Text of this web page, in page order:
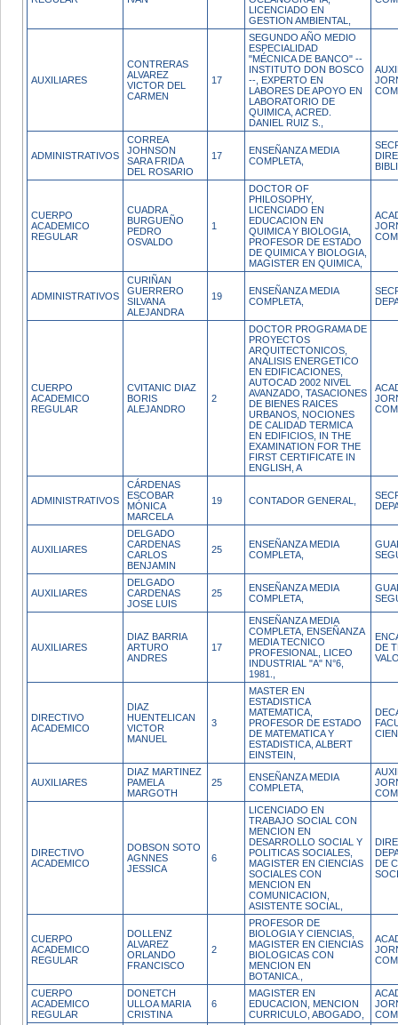
LICENCIADO EN
GESTION AMBIENTAL,
AUXILIARES
CONTRERAS
ALVAREZ
VICTOR DEL
CARMEN
17
SEGUNDO AÑO MEDIO
ESPECIALIDAD
"MÉCNICA DE BANCO" --
INSTITUTO DON BOSCO
--, EXPERTO EN
LABORES DE APOYO EN
LABORATORIO DE
QUIMICA, ACRED.
DANIEL RUIZ S.,
ADMINISTRATIVOS
CORREA
JOHNSON
SARA FRIDA
DEL ROSARIO
17
ENSEÑANZA MEDIA
COMPLETA,
CUERPO
ACADEMICO
REGULAR
CUADRA
BURGUEÑO
PEDRO
OSVALDO
1
DOCTOR OF
PHILOSOPHY,
LICENCIADO EN
EDUCACION EN
QUIMICA Y BIOLOGIA,
PROFESOR DE ESTADO
DE QUIMICA Y BIOLOGIA,
MAGISTER EN QUIMICA,
ADMINISTRATIVOS
CURIÑAN
GUERRERO
SILVANA
ALEJANDRA
19
ENSEÑANZA MEDIA
COMPLETA,
CUERPO
ACADEMICO
REGULAR
CVITANIC DIAZ
BORIS
ALEJANDRO
2
DOCTOR PROGRAMA DE
PROYECTOS
ARQUITECTONICOS,
ANALISIS ENERGETICO
EN EDIFICACIONES,
AUTOCAD 2002 NIVEL
AVANZADO, TASACIONES
DE BIENES RAICES
URBANOS, NOCIONES
DE CALIDAD TERMICA
EN EDIFICIOS, IN THE
EXAMINATION FOR THE
FIRST CERTIFICATE IN
ENGLISH, A
ADMINISTRATIVOS
CÁRDENAS
ESCOBAR
MÓNICA
MARCELA
19 CONTADOR GENERAL,
AUXILIARES
DELGADO
CARDENAS
CARLOS
BENJAMIN
25
ENSEÑANZA MEDIA
COMPLETA,
AUXILIARES
DELGADO
CARDENAS
JOSE LUIS
25
ENSEÑANZA MEDIA
COMPLETA,
AUXILIARES
DIAZ BARRIA
ARTURO
ANDRES
17
ENSEÑANZA MEDIA
COMPLETA, ENSEÑANZA
MEDIA TECNICO
PROFESIONAL, LICEO
INDUSTRIAL "A" N°6,
1981.,
DE
DIRECTIVO
ACADEMICO
DIAZ
HUENTELICAN
VICTOR
MANUEL
3
MASTER EN
ESTADISTICA
MATEMATICA,
PROFESOR DE ESTADO
DE MATEMATICA Y
ESTADISTICA, ALBERT
EINSTEIN,
AUXILIARES
DIAZ MARTINEZ
PAMELA
MARGOTH
25
ENSEÑANZA MEDIA
COMPLETA,
DIRECTIVO
ACADEMICO
DOBSON SOTO
AGNNES
JESSICA
6
LICENCIADO EN
TRABAJO SOCIAL CON
MENCION EN
DESARROLLO SOCIAL Y
POLITICAS SOCIALES,
MAGISTER EN CIENCIAS
SOCIALES CON
MENCION EN
COMUNICACION,
ASISTENTE SOCIAL,
DE
CUERPO
ACADEMICO
REGULAR
DOLLENZ
ALVAREZ
ORLANDO
FRANCISCO
2
PROFESOR DE
BIOLOGIA Y CIENCIAS,
MAGISTER EN CIENCIAS
BIOLOGICAS CON
MENCION EN
BOTANICA.,
CUERPO
ACADEMICO
REGULAR
DONETCH
ULLOA MARIA
CRISTINA
6
MAGISTER EN
EDUCACION, MENCION
CURRICULO, ABOGADO,